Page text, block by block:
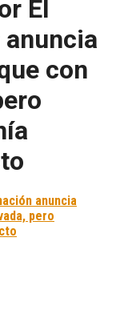
El
anuncia
con